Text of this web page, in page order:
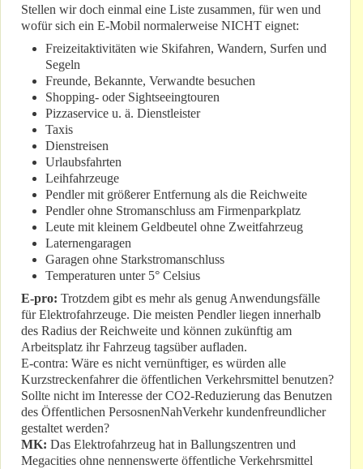
Stellen wir doch einmal eine Liste zusammen, für wen und
wofür sich ein E-Mobil normalerweise NICHT eignet:
Freizeitaktivitäten wie Skifahren, Wandern, Surfen und
Segeln
Freunde, Bekannte, Verwandte besuchen
Shopping- oder Sightseeingtouren
Pizzaservice u. ä. Dienstleister
Taxis
Dienstreisen
Urlaubsfahrten
Leihfahrzeuge
Pendler mit größerer Entfernung als die Reichweite
Pendler ohne Stromanschluss am Firmenparkplatz
Leute mit kleinem Geldbeutel ohne Zweitfahrzeug
Laternengaragen
Garagen ohne Starkstromanschluss
Temperaturen unter 5° Celsius
E-pro: Trotzdem gibt es mehr als genug Anwendungsfälle
für Elektrofahrzeuge. Die meisten Pendler liegen innerhalb
des Radius der Reichweite und können zukünftig am
Arbeitsplatz ihr Fahrzeug tagsüber aufladen.
E-contra: Wäre es nicht vernünftiger, es würden alle
Kurzstreckenfahrer die öffentlichen Verkehrsmittel benutzen?
Sollte nicht im Interesse der CO2-Reduzierung das Benutzen
des Öffentlichen PersosnenNahVerkehr kundenfreundlicher
gestaltet werden?
MK: Das Elektrofahrzeug hat in Ballungszentren und
Megacities ohne nennenswerte öffentliche Verkehrsmittel